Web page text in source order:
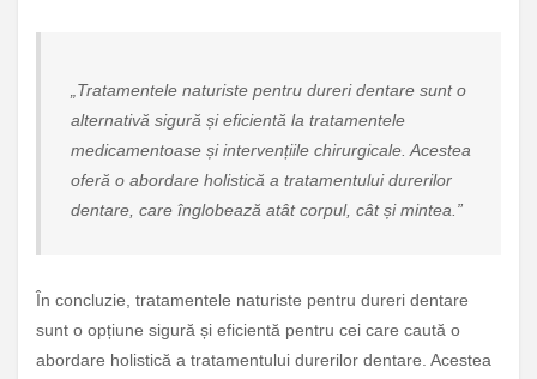
„Tratamentele naturiste pentru dureri dentare sunt o
alternativă sigură și eficientă la tratamentele
medicamentoase și intervențiile chirurgicale. Acestea
oferă o abordare holistică a tratamentului durerilor
dentare, care înglobează atât corpul, cât și mintea.”
În concluzie, tratamentele naturiste pentru dureri dentare
sunt o opțiune sigură și eficientă pentru cei care caută o
abordare holistică a tratamentului durerilor dentare. Acestea